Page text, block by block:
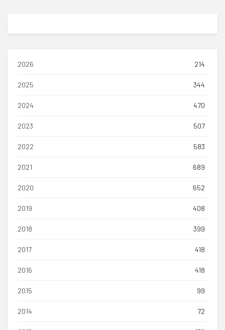
2026 214
2025 344
2024 470
2023 507
2022 583
2021 689
2020 652
2019 408
2018 399
2017 418
2016 418
2015 99
2014 72